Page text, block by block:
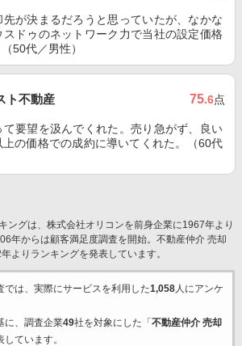
が決まるだろうと思っていたが、なかな
ドゥのネットワーク力で当社の設定価格
50代／男性）
ト不動産 75.6点
要望を汲んでくれた。売り急がず、良い
上の価格での成約に導いてくれた。（60代
ングは、株式会社オリコンを前身企業に1967年より
年からは顧客満足度調査を開始。不動産仲介 売却
よりランキングを発表しています。
では、実際にサービスを利用した1,058人にアンケ
に、調査企業49社を対象にした「 不動産仲介 売却
ています。